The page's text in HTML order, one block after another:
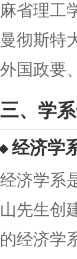
麻省理工
曼彻斯特
外国政要
学
经济学
经济学系
山先生创
的经济学